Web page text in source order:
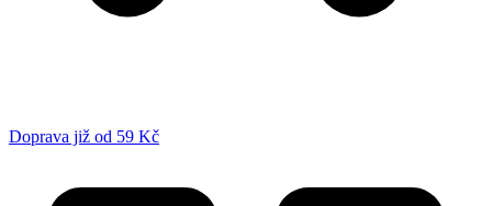
Doprava již od 59 Kč